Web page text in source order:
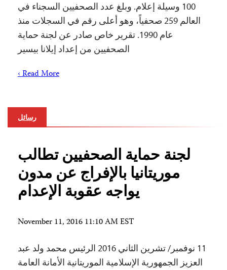
100 وسيلة إعلام. وبلغ عدد الصحفيين السجناء في
العالم 259 صحفياً، وهو أعلى رقم في السجلات منذ
عام 1990. تقرير خاص صادر عن لجنة حماية
الصحفيين من إعداد إيلانا بيسير
Read More ›
رسائل
لجنة حماية الصحفيين تطالب
موريتانيا بالإفراج عن مدون
يواجه عقوبة الإعدام
November 11, 2016 11:10 AM EST
11 نوفمبر/ تشرين الثاني 2016 الرئيس محمد ولد عبد
العزيز الجمهورية الإسلامية الموريتانية الأمانة العامة